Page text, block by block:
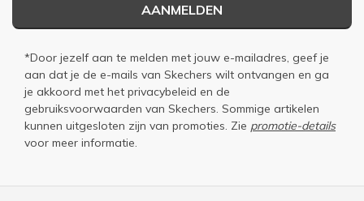
AANMELDEN
*Door jezelf aan te melden met jouw e-mailadres, geef je
aan dat je de e-mails van Skechers wilt ontvangen en ga
je akkoord met het privacybeleid en de
gebruiksvoorwaarden van Skechers. Sommige artikelen
kunnen uitgesloten zijn van promoties. Zie promotie-details
voor meer informatie.